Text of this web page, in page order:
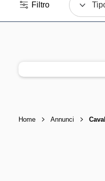
Filtro
Home Annunci